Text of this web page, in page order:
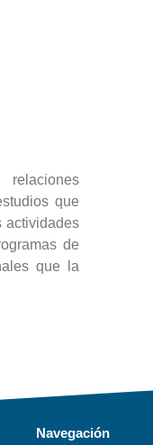
que
actividades
de
que la
Navegación